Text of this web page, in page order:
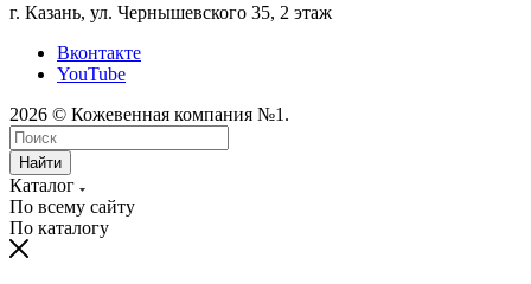
г. Казань, ул. Чернышевского 35, 2 этаж
Вконтакте
YouTube
2026 © Кожевенная компания №1.
Найти
Каталог
По всему сайту
По каталогу